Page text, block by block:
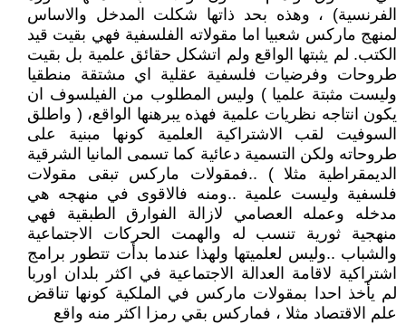
الفرنسية) ، وهذه بحد ذاتها شكلت المدخل والاساس
لمنهج ماركس شعبيا اما مقولاته الفلسفية فهي بقيت قيد
الكتب. لم يثبتها الواقع ولم اتشكل حقائق علمية بل بقيت
طروحات وفرضيات فلسفية عقلية اي مشتقة منطقيا
وليست مثبتة علميا ) وليس المطلوب من الفيلسوف ان
يكون انتاجه نظريات علمية فهذه يبرهنها الواقع، ( واطلق
السوفيت لقب الاشتراكية العلمية كونها مبنية على
طروحاته ولكن التسمية دعائية كما تسمى المانيا الشرقية
الديمقراطية مثلا ) ..فمقولات ماركس تبقى مقولات
فلسفية وليست علمية ..ومنه فالاقوى في منهجه هي
مدخله وعمله العصامي لازالة الفوارق الطبقية فهي
منهجية ثورية تنسب له والهمت الحركات الاجتماعية
والشباب ..وليس لعلميتها ولهذا عندما بدأت تتطور برامج
اشتراكية لاقامة العدالة الاجتماعية في اكثر بلدان اوربا
لم يأخذ احدا بمقولات ماركس في الملكية كونها تناقض
علم الاقتصاد مثلا ، فماركس بقي رمزا اكثر منه واقع